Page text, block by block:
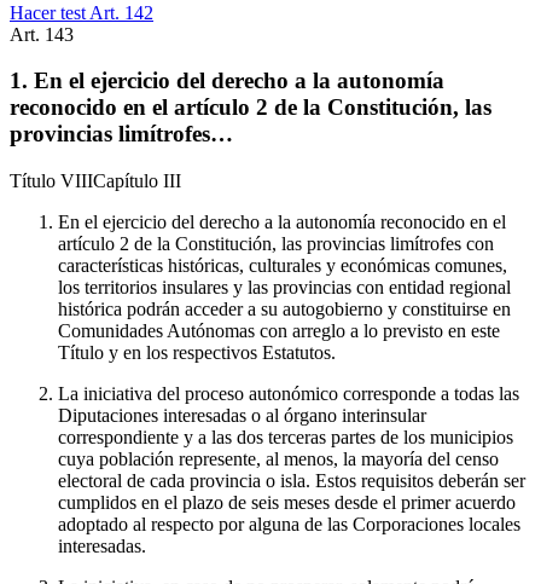
Hacer test Art. 142
Art. 143
1. En el ejercicio del derecho a la autonomía
reconocido en el artículo 2 de la Constitución, las
provincias limítrofes…
Título VIIICapítulo III
En el ejercicio del derecho a la autonomía reconocido en el
artículo 2 de la Constitución, las provincias limítrofes con
características históricas, culturales y económicas comunes,
los territorios insulares y las provincias con entidad regional
histórica podrán acceder a su autogobierno y constituirse en
Comunidades Autónomas con arreglo a lo previsto en este
Título y en los respectivos Estatutos.
La iniciativa del proceso autonómico corresponde a todas las
Diputaciones interesadas o al órgano interinsular
correspondiente y a las dos terceras partes de los municipios
cuya población represente, al menos, la mayoría del censo
electoral de cada provincia o isla. Estos requisitos deberán ser
cumplidos en el plazo de seis meses desde el primer acuerdo
adoptado al respecto por alguna de las Corporaciones locales
interesadas.